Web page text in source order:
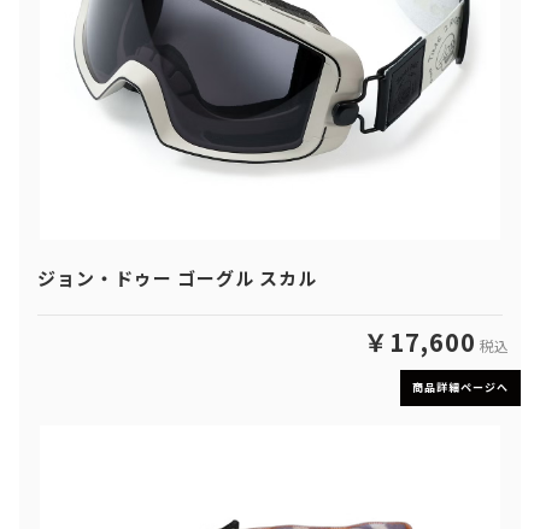
ジョン・ドゥー ゴーグル スカル
￥17,600 税込
商品詳細ページへ